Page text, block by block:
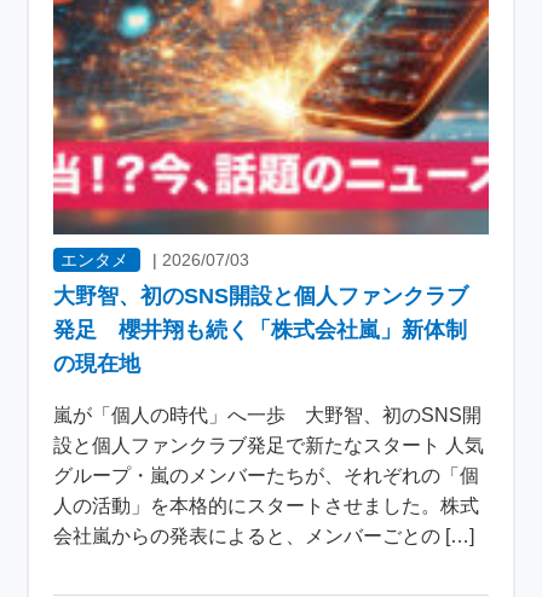
エンタメ | 2026/07/03
大野智、初のSNS開設と個人ファンクラブ
発足 櫻井翔も続く「株式会社嵐」新体制
の現在地
嵐が「個人の時代」へ一歩 大野智、初のSNS開
設と個人ファンクラブ発足で新たなスタート 人気
グループ・嵐のメンバーたちが、それぞれの「個
人の活動」を本格的にスタートさせました。株式
会社嵐からの発表によると、メンバーごとの […]